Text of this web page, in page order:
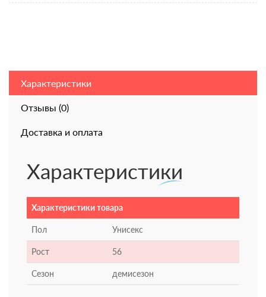
Характеристики
Отзывы (0)
Доставка и оплата
Характеристики
Характеристики товара
Пол Унисекс
Рост 56
Сезон демисезон